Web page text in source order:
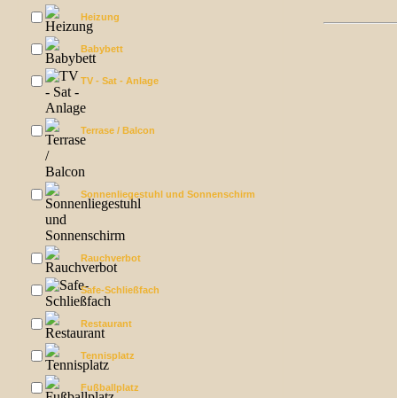
Heizung
Babybett
TV - Sat - Anlage
Terrase / Balcon
Sonnenliegestuhl und Sonnenschirm
Rauchverbot
Safe-Schließfach
Restaurant
Tennisplatz
Fußballplatz